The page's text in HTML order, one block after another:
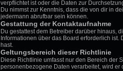
verpflichtet ist oder die Daten zur
Du nimmst zur Kenntnis, dass die von dir in
jedermann abrufbar sein können.
Gestattung der Kontaktaufnahme
Du gestattest dem Betreiber darüber hinaus,
Informationen über das Board erforderlich
hast.
Geltungsbereich dieser Richtlinie
Diese Richtlinie umfasst nur den Bereich der
personenbezogene Daten verarbeitet, wird